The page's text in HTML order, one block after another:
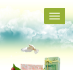
Toggle